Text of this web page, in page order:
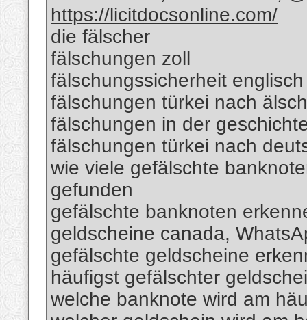
https://licitdocsonline.com/
die fälscher
fälschungen zoll
fälschungssicherheit englisch
fälschungen türkei nach
fälschungen in der
fälschungen türkei nach
wie viele gefälschte
gefunden
gefälschte banknoten
geldscheine canada,
gefälschte geldscheine
häufigst gefälschter
welche banknote wird am